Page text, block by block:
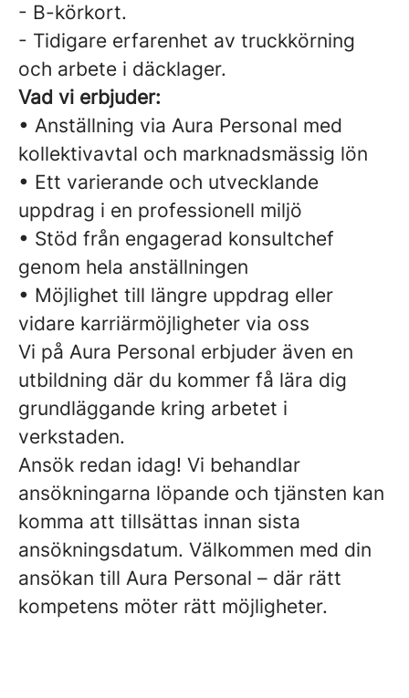
- B-körkort.
- Tidigare erfarenhet av truckkörning
och arbete i däcklager.
Vad vi erbjuder:
• Anställning via Aura Personal med
kollektivavtal och marknadsmässig lön
• Ett varierande och utvecklande
uppdrag i en professionell miljö
• Stöd från engagerad konsultchef
genom hela anställningen
• Möjlighet till längre uppdrag eller
vidare karriärmöjligheter via oss
Vi på Aura Personal erbjuder även en
utbildning där du kommer få lära dig
grundläggande kring arbetet i
verkstaden.
Ansök redan idag! Vi behandlar
ansökningarna löpande och tjänsten kan
komma att tillsättas innan sista
ansökningsdatum. Välkommen med din
ansökan till Aura Personal – där rätt
kompetens möter rätt möjligheter.